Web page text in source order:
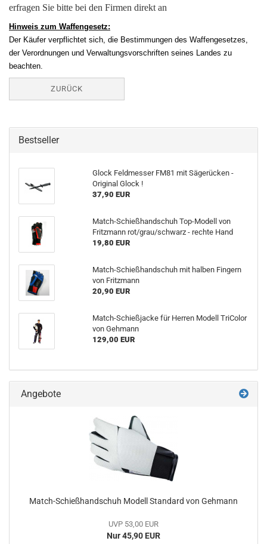
erfragen Sie bitte bei den Firmen direkt an
Hinweis zum Waffengesetz:
Der Käufer verpflichtet sich, die Bestimmungen des Waffengesetzes,
der Verordnungen und Verwaltungsvorschriften seines Landes zu
beachten.
ZURÜCK
Bestseller
Glock Feldmesser FM81 mit Sägerücken -
Original Glock !
37,90 EUR
Match-Schießhandschuh Top-Modell von
Fritzmann rot/grau/schwarz - rechte Hand
19,80 EUR
Match-Schießhandschuh mit halben Fingern
von Fritzmann
20,90 EUR
Match-Schießjacke für Herren Modell TriColor
von Gehmann
129,00 EUR
Angebote
Match-Schießhandschuh Modell Standard von Gehmann
UVP 53,00 EUR
Nur 45,90 EUR